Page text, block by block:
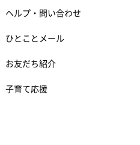
ヘルプ・問い合わせ
ひとことメール
お友だち紹介
子育て応援